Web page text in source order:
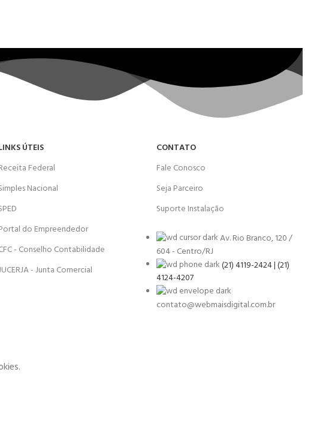
ÚTEIS
Federal
Nacional
do Empreendedor
- Conselho Contabilidade
- Junta Comercial
CONTATO
Fale Conosco
Seja Parceiro
Suporte Instalação
Av. Rio Branco, 120 /
604 - Centro/RJ
(21) 4119-2424 | (21)
4124-4207
contato@webmaisdigital.com.br